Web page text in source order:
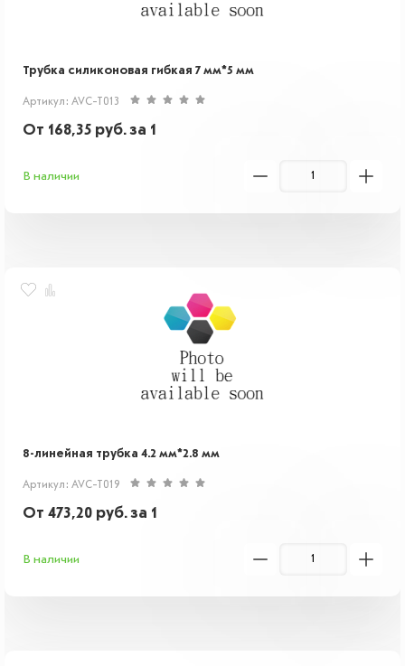
Трубка силиконовая гибкая 7 мм*5 мм
Артикул: AVC-T013
От 168,35 руб.за 1
В наличии
8-линейная трубка 4.2 мм*2.8 мм
Артикул: AVC-T019
От 473,20 руб.за 1
В наличии